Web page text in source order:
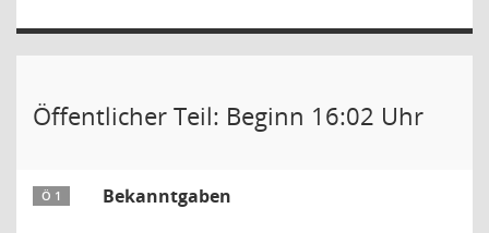
Öffentlicher Teil: Beginn 16:02 Uhr
Ö 1 Bekanntgaben